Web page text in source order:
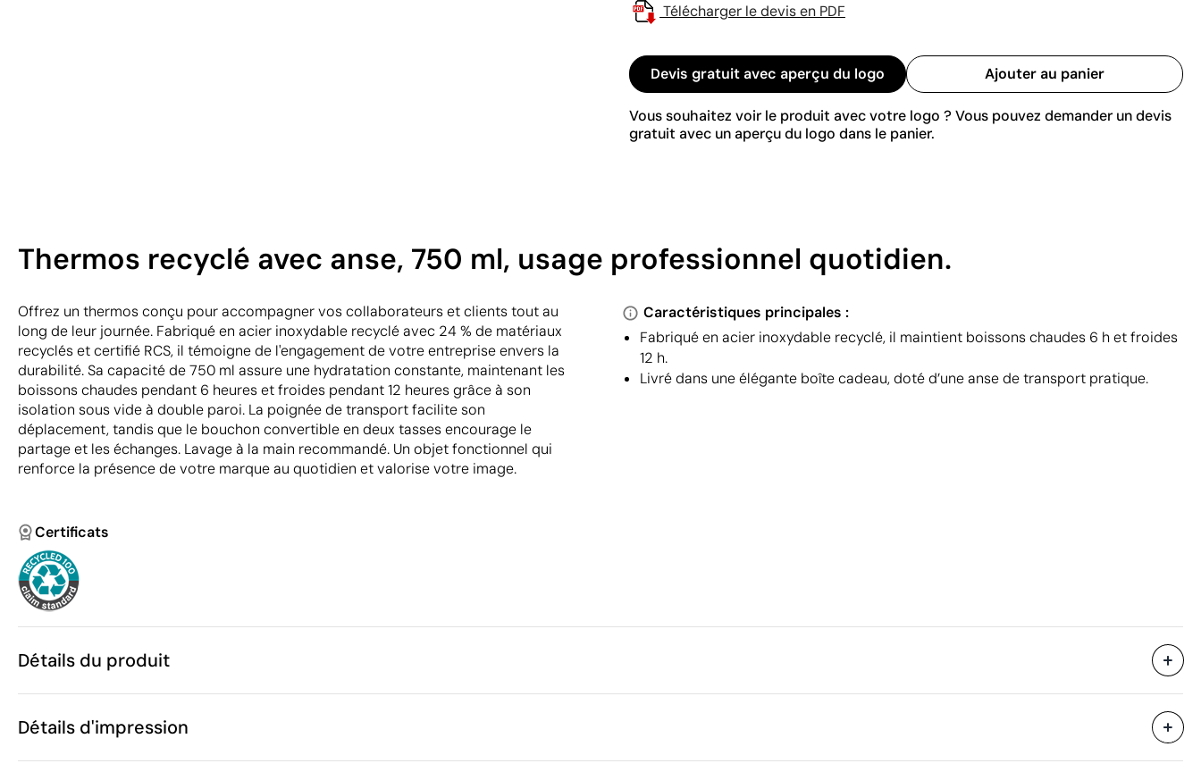
Télécharger le devis en PDF
Devis gratuit avec aperçu du logo Ajouter au panier
Vous souhaitez voir le produit avec votre logo ? Vous pouvez demander un devis
gratuit avec un aperçu du logo dans le panier.
Thermos recyclé avec anse, 750 ml, usage professionnel quotidien.
Offrez un thermos conçu pour accompagner vos collaborateurs et clients tout au
long de leur journée. Fabriqué en acier inoxydable recyclé avec 24 % de matériaux
recyclés et certifié RCS, il témoigne de l'engagement de votre entreprise envers la
durabilité. Sa capacité de 750 ml assure une hydratation constante, maintenant les
boissons chaudes pendant 6 heures et froides pendant 12 heures grâce à son
isolation sous vide à double paroi. La poignée de transport facilite son
déplacement, tandis que le bouchon convertible en deux tasses encourage le
partage et les échanges. Lavage à la main recommandé. Un objet fonctionnel qui
renforce la présence de votre marque au quotidien et valorise votre image.
Caractéristiques principales :
Fabriqué en acier inoxydable recyclé, il maintient boissons chaudes 6 h et froides
12 h.
Livré dans une élégante boîte cadeau, doté d’une anse de transport pratique.
Certificats
Détails du produit
Caractéristiques
Code du produit
Emballage
Détails d'impression